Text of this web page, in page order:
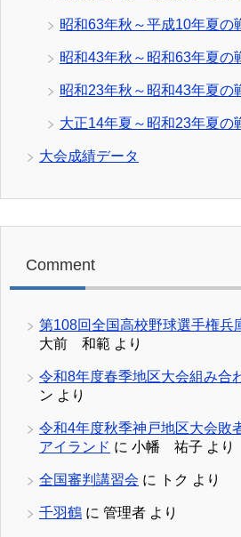
昭和63年秋～平成10年夏の
昭和43年秋～昭和63年夏の
昭和23年秋～昭和43年夏の
大正14年夏～昭和23年夏の
大会成績データ
Comment
第108回全国高校野球選手権兵
大前 和範 より
令和8年度春季地区大会組み合
ン より
令和4年度秋季神戸地区大会敗
アイランド に 小幡 祐子 より
全国審判講習会 に トク より
千羽鶴 に 管理者 より